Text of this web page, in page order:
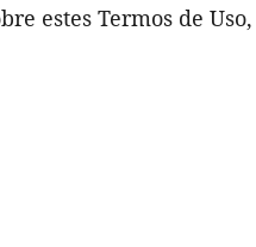
estes Termos de